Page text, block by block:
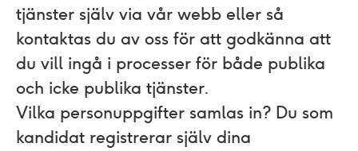
tjänster själv via vår webb eller så
kontaktas du av oss för att godkänna att
du vill ingå i processer för både publika
och icke publika tjänster.
Vilka personuppgifter samlas in? Du som
kandidat registrerar själv dina